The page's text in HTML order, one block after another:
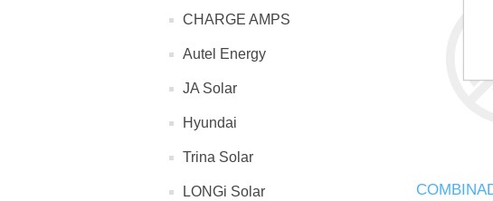
CHARGE AMPS
Autel Energy
JA Solar
Hyundai
Trina Solar
LONGi Solar